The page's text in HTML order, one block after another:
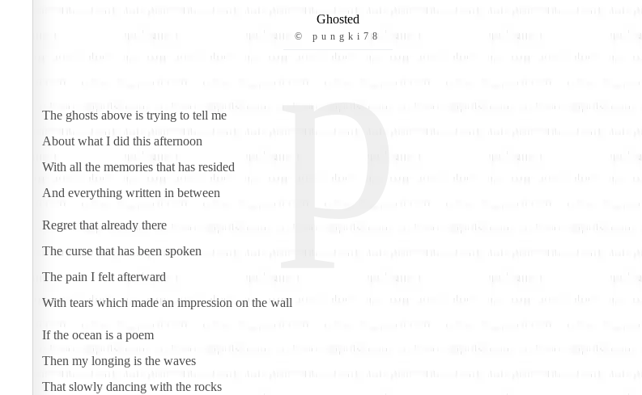
p
Ghosted
© pungki78
The ghosts above is trying to tell me
About what I did this afternoon
With all the memories that has resided
And everything written in between
Regret that already there
The curse that has been spoken
The pain I felt afterward
With tears which made an impression on the wall
If the ocean is a poem
Then my longing is the waves
That slowly dancing with the rocks